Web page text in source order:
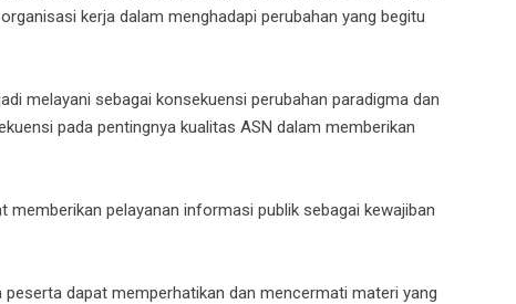
kerja dalam menghadapi perubahan yang begitu
melayani sebagai konsekuensi perubahan paradigma dan
pada pentingnya kualitas ASN dalam memberikan
memberikan pelayanan informasi publik sebagai kewajiban
dapat memperhatikan dan mencermati materi yang